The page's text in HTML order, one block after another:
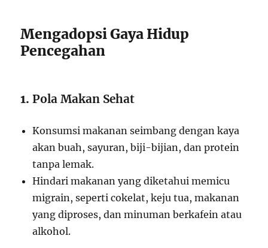
Mengadopsi Gaya Hidup
Pencegahan
1.Pola Makan Sehat
Konsumsi makanan seimbang dengan kaya
akan buah, sayuran, biji-bijian, dan protein
tanpa lemak.
Hindari makanan yang diketahui memicu
migrain, seperti cokelat, keju tua, makanan
yang diproses, dan minuman berkafein atau
alkohol.